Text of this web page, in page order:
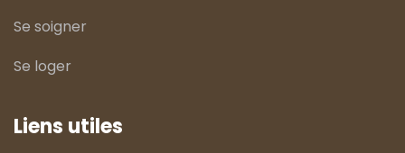
Se soigner
Se loger
Liens utiles